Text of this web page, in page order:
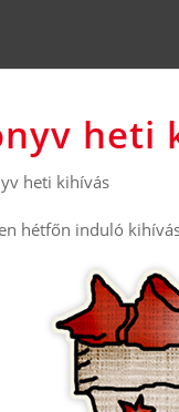
heti
heti kihívás
hétfőn induló